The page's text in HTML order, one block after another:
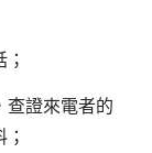
查證來電者的